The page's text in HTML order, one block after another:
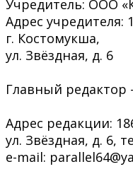
Учредитель: ООО
Адрес учредителя:
г. Костомукша,
ул. Звёздная, д. 6
Главный
Адрес редакции:
ул. Звёздная, д. 6,
e-mail: